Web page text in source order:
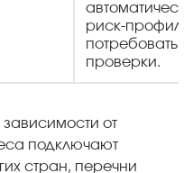
риск-профиль
потребовать
проверки.
от
подключают
стран, перечни